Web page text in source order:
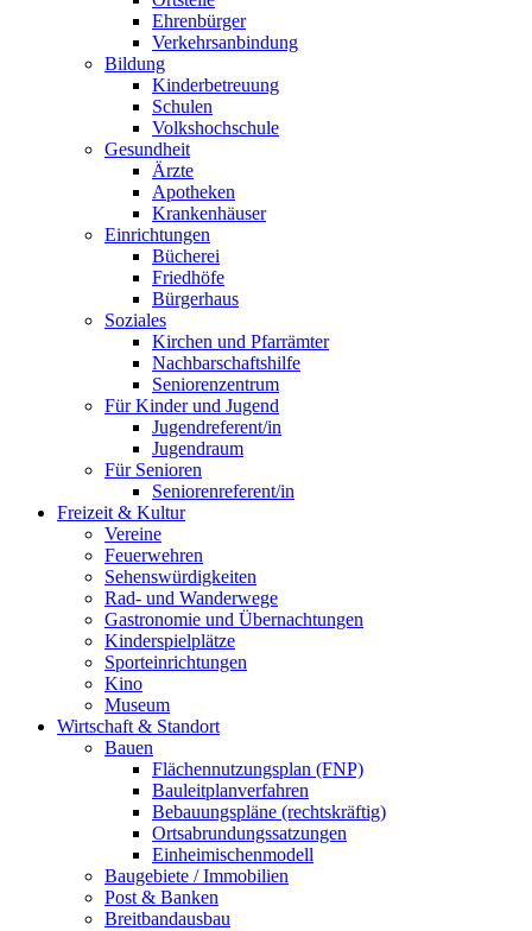
Ehrenbürger
Verkehrsanbindung
Bildung
Kinderbetreuung
Schulen
Volkshochschule
Gesundheit
Ärzte
Apotheken
Krankenhäuser
Einrichtungen
Bücherei
Friedhöfe
Bürgerhaus
Soziales
Kirchen und Pfarrämter
Nachbarschaftshilfe
Seniorenzentrum
Für Kinder und Jugend
Jugendreferent/in
Jugendraum
Für Senioren
Seniorenreferent/in
Freizeit & Kultur
Vereine
Feuerwehren
Sehenswürdigkeiten
Rad- und Wanderwege
Gastronomie und Übernachtungen
Kinderspielplätze
Sporteinrichtungen
Kino
Museum
Wirtschaft & Standort
Bauen
Flächennutzungsplan (FNP)
Bauleitplanverfahren
Bebauungspläne (rechtskräftig)
Ortsabrundungssatzungen
Einheimischenmodell
Baugebiete / Immobilien
Post & Banken
Breitbandausbau